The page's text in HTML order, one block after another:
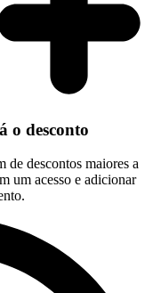
o desconto
de descontos maiores a
um acesso e adicionar